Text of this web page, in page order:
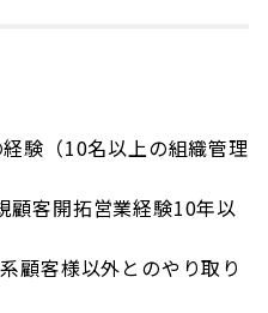
験（10名以上の組織管理
顧客開拓営業経験10年以
顧客様以外とのやり取り